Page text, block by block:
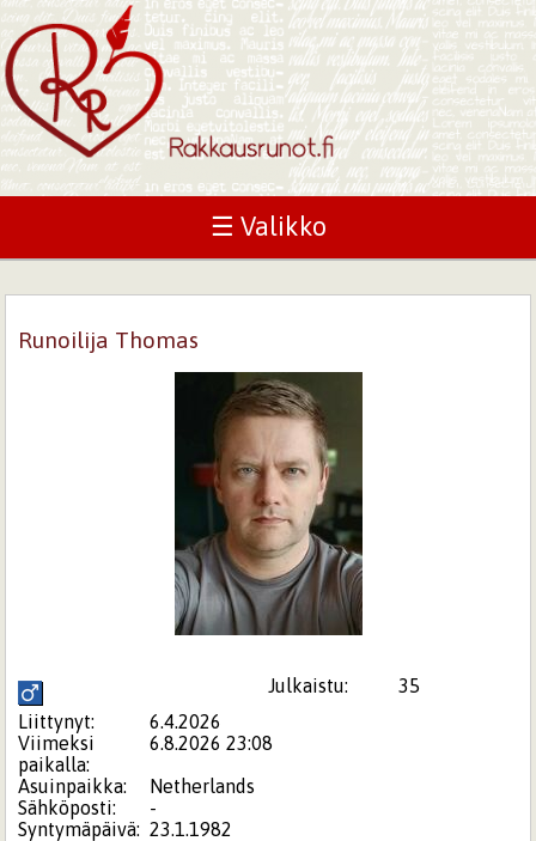
☰ Valikko
Runoilija Thomas
Julkaistu:
35
Liittynyt:
6.4.2026
Viimeksi
paikalla:
6.8.2026 23:08
Asuinpaikka:
Netherlands
Sähköposti:
-
Syntymäpäivä: 23.1.1982